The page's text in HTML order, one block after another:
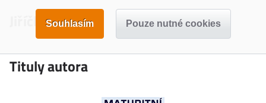
Jiříčková
Tituly autora